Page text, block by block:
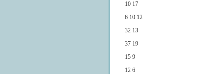
10 17
6 10 12
32 13
37 19
15 9
12 6